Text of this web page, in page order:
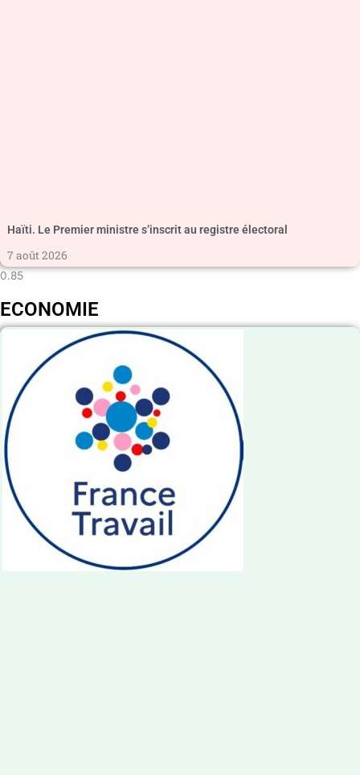
Haïti. Le Premier ministre s’inscrit au registre électoral
7 août 2026
ECONOMIE